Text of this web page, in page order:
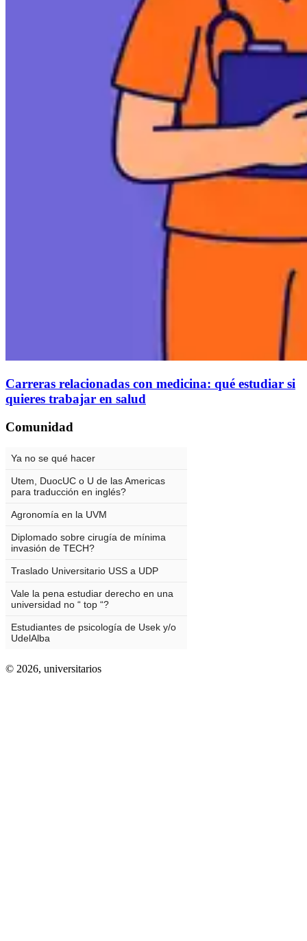
Carreras relacionadas con medicina: qué estudiar si
quieres trabajar en salud
Comunidad
© 2026, universitarios